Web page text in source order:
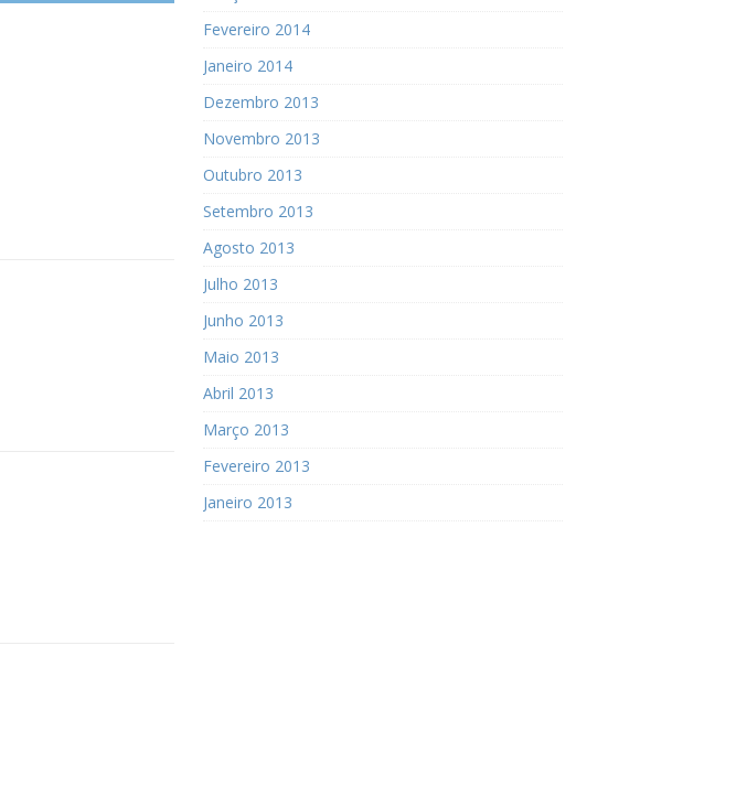
Fevereiro 2014
Janeiro 2014
Dezembro 2013
Novembro 2013
Outubro 2013
Setembro 2013
Agosto 2013
Julho 2013
Junho 2013
Maio 2013
Abril 2013
Março 2013
Fevereiro 2013
Janeiro 2013